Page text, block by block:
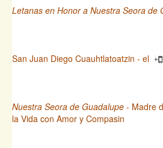
Letanas en Honor a Nuestra Seora de
San Juan Diego Cuauhtlatoatzin - el
Nuestra Seora de Guadalupe - Madre
la Vida con Amor y Compasin